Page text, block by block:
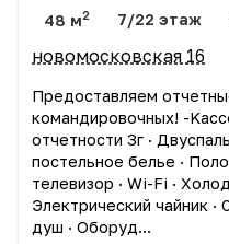
48 м2 7/22 этаж
новомосковская 16
Прeдоcтавляем
командиpoвoчныx! -
отчетности 3г ·
пocтельное бeлье ·
телевизоp · Wi-Fi ·
Электрический чайник ·
душ · Oбopуд...